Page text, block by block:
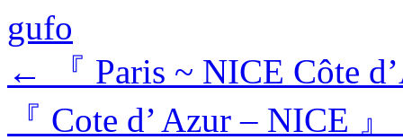
gufo
←
『 Paris ~ NICE Côte
『 Cote d’ Azur – NICE 』